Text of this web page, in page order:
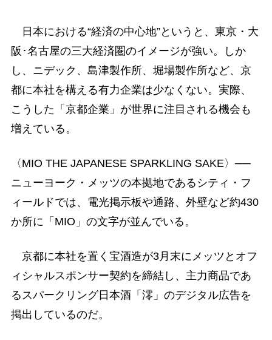
日本における“経済の中心地”というと、東京・大
阪･名古屋の三大経済圏のイメージが強い。しか
し、ニデック、島津製作所、堀場製作所など、京
都に本社を構える有力企業は少なくない。実際、
こうした「京都企業」が世界に注目される機会も
増えている。
〈MIO THE JAPANESE SPARKLING SAKE〉──
ニューヨーク・メッツの本拠地であるシティ・フ
ィールドでは、電光掲示板や通路、外壁など約430
か所に「MIO」の文字が並んでいる。
京都に本社を置く宝酒造が3月末にメッツとオフ
ィシャルスポンサー契約を締結し、主力商品であ
るスパークリング日本酒「澪」のデジタル広告を
掲出しているのだ。